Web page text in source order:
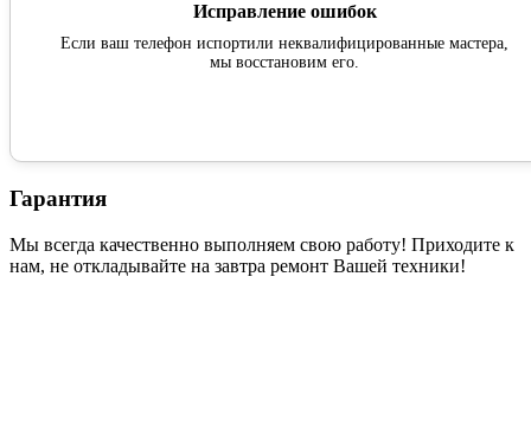
Исправление ошибок
Если ваш телефон испортили неквалифицированные мастера,
мы восстановим его.
Гарантия
Мы всегда качественно выполняем свою работу! Приходите к
нам, не откладывайте на завтра ремонт Вашей техники!